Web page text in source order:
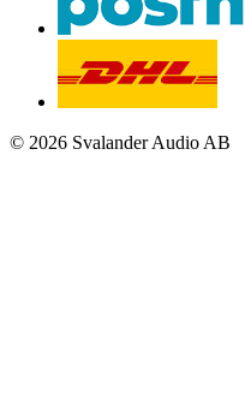
© 2026 Svalander Audio AB